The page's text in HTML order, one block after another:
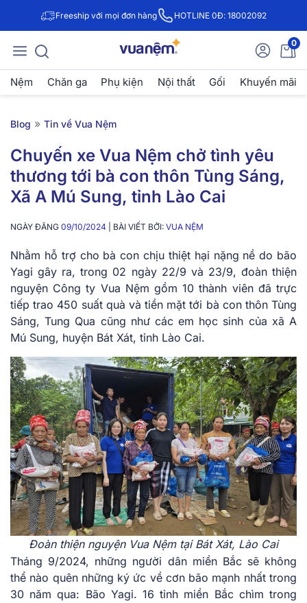
Freeship với mọi đơn hàng HOTLINE 0Đ: 18002092
0
Nệm Chăn ga Phụ kiện Nội thất Gối Khuyến mãi
Blog » Tin về Vua Nệm
Chuyến xe Vua Nệm chở tình yêu
thương tới bà con thôn Tùng Sáng,
Xã A Mú Sung, tỉnh Lào Cai
NGÀY ĐĂNG 09/10/2024 | BÀI VIẾT BỞI: VUA NỆM
Nhằm hỗ trợ cho bà con chịu thiệt hại nặng nề do bão
Yagi gây ra, trong 02 ngày 22/9 và 23/9, đoàn thiện
nguyện Công ty Vua Nệm gồm 10 thành viên đã trực
tiếp trao 450 suất quà và tiền mặt tới bà con thôn Tùng
Sáng, Tung Qua cũng như các em học sinh của xã A
Mú Sung, huyện Bát Xát, tỉnh Lào Cai.
Đoàn thiện nguyện Vua Nệm tại Bát Xát, Lào Cai
Tháng 9/2024, những người dân miền Bắc sẽ không
thể nào quên những ký ức về cơn bão mạnh nhất trong
30 năm qua: Bão Yagi. 16 tỉnh miền Bắc chìm trong